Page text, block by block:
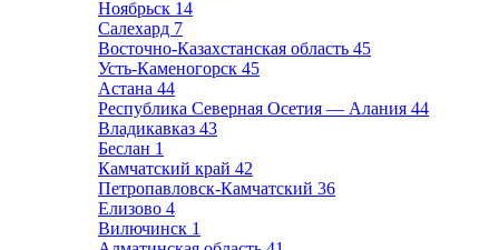
Ноябрьск 14
Салехард 7
Восточно-Казахстанская область 45
Усть-Каменогорск 45
Астана 44
Республика Северная Осетия — Алания 44
Владикавказ 43
Беслан 1
Камчатский край 42
Петропавловск-Камчатский 36
Елизово 4
Вилючинск 1